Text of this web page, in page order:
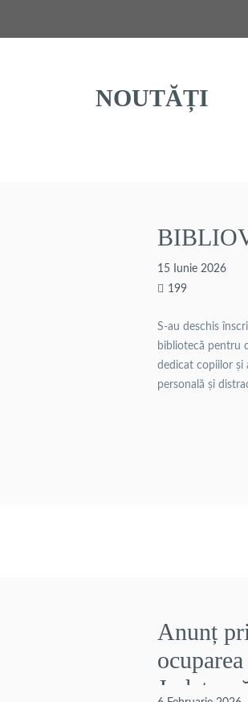
NOUTĂȚI
15 Iunie 2026
199
S-au deschis
bibliotecă pentru
dedicat copiilor și
personală și
Anunț